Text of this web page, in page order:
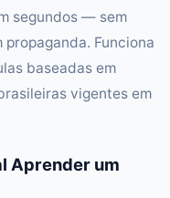
segundos — sem
Funciona
baseadas em
vigentes em
Aprender um